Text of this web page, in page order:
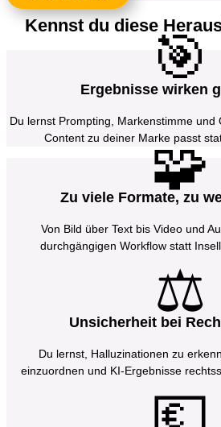
Kennst du diese
🎯
Ergebnisse wirken
Du lernst Prompting, Markenstimme und
Content zu deiner Marke passt
🧩
Zu viele Formate, zu
Von Bild über Text bis Video und
durchgängigen Workflow statt
⚖️
Unsicherheit bei
Du lernst, Halluzinationen zu
einzuordnen und KI-Ergebnisse